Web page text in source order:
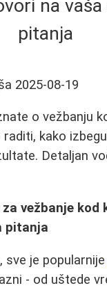
na
pitanja
2025-08-19
o vežbanju
kako
Detaljan
vežbanje kod
pitanja
sve je popularnije
- od uštede